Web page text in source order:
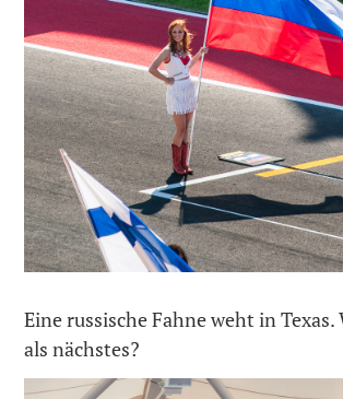
Eine russische Fahne weht in Texas.
als nächstes?